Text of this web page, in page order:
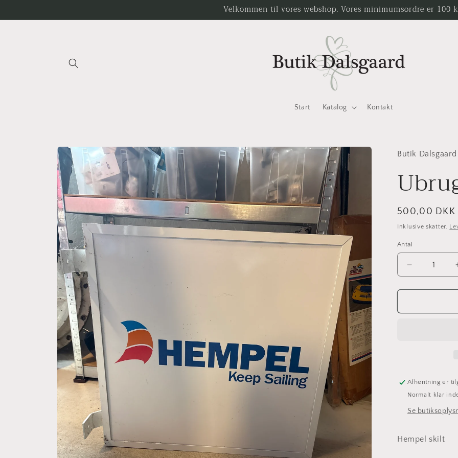
Velkommen til vores webshop. Vores minimumsordre er 100
Start Katalog Kontakt
Gå til
produktoplysninger
Butik Dalsgaard
Normalpris
500,00 DKK
Inklusive skatter.
Antal
Antal
Reducer
antallet
for
Hempel
Afhentning er
Normalt klar
Se
Hempel skilt